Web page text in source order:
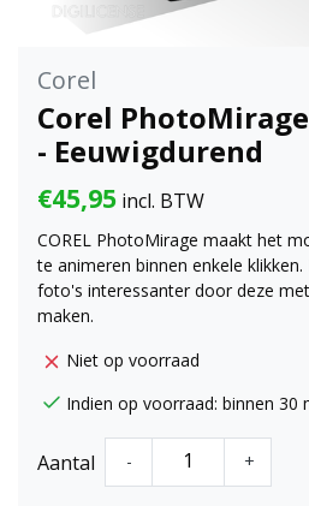
Corel
Corel
- Eeuwigdurend
€45,95 incl. BTW
COREL PhotoMirage maakt het
te animeren binnen enkele
foto's interessanter door deze
maken.
Niet op voorraad
Indien op voorraad: binnen 30
Aantal - +